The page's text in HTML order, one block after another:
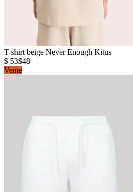
T-shirt beige Never Enough Kitus
$ 53$48
Vente